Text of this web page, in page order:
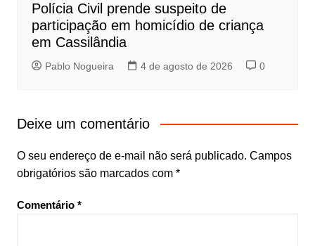
Polícia Civil prende suspeito de
participação em homicídio de criança
em Cassilândia
Pablo Nogueira 4 de agosto de 2026 0
Deixe um comentário
O seu endereço de e-mail não será publicado. Campos
obrigatórios são marcados com *
Comentário *